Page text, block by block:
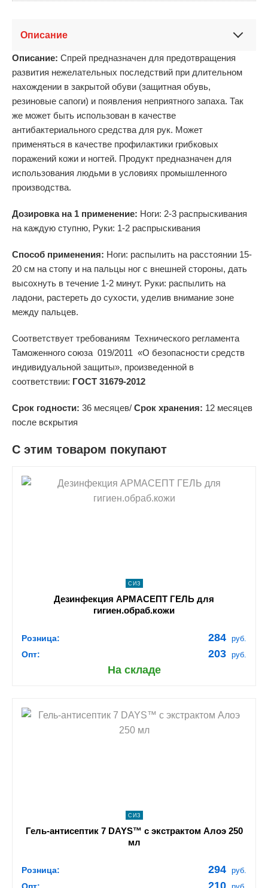
Описание
Описание: Спрей предназначен для предотвращения
развития нежелательных последствий при длительном
нахождении в закрытой обуви (защитная обувь,
резиновые сапоги) и появления неприятного запаха. Так
же может быть использован в качестве
антибактериального средства для рук. Может
применяться в качестве профилактики грибковых
поражений кожи и ногтей. Продукт предназначен для
использования людьми в условиях промышленного
производства.
Дозировка на 1 применение: Ноги: 2-3 распрыскивания
на каждую ступню, Руки: 1-2 распрыскивания
Способ применения: Ноги: распылить на расстоянии 15-
20 см на стопу и на пальцы ног с внешней стороны, дать
высохнуть в течение 1-2 минут. Руки: распылить на
ладони, растереть до сухости, уделив внимание зоне
между пальцев.
Соответствует требованиям Технического регламента
Таможенного союза 019/2011 «О безопасности средств
индивидуальной защиты», произведенной в
соответствии: ГОСТ 31679-2012
Срок годности: 36 месяцев/ Срок хранения: 12 месяцев
после вскрытия
С этим товаром покупают
shopping_cart В КОРЗИНУ
СИЗ
Дезинфекция АРМАСЕПТ ГЕЛЬ для
гигиен.обраб.кожи
Розница: 284 руб.
Опт: 203 руб.
На складе
shopping_cart В КОРЗИНУ
СИЗ
Гель-антисептик 7 DAYS™ с экстрактом Алоэ 250
мл
Розница: 294 руб.